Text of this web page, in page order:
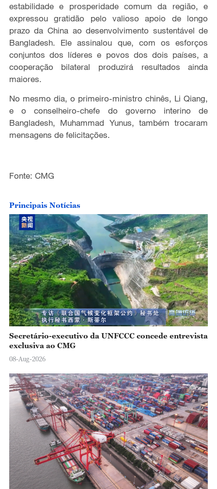
estabilidade e prosperidade comum da região, e
expressou gratidão pelo valioso apoio de longo
prazo da China ao desenvolvimento sustentável de
Bangladesh. Ele assinalou que, com os esforços
conjuntos dos líderes e povos dos dois países, a
cooperação bilateral produzirá resultados ainda
maiores.
No mesmo dia, o primeiro-ministro chinês, Li Qiang,
e o conselheiro-chefe do governo interino de
Bangladesh, Muhammad Yunus, também trocaram
mensagens de felicitações.
Fonte: CMG
Principais Notícias
Secretário-executivo da UNFCCC concede entrevista
exclusiva ao CMG
08-Aug-2026